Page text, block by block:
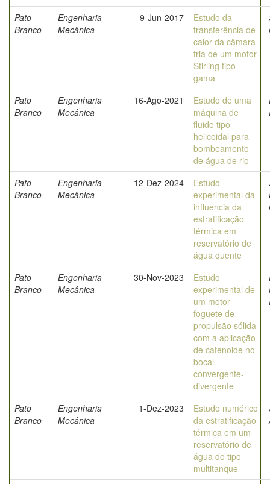
Pato
Branco
Engenharia
Mecânica
9-Jun-2017
Estudo da
transferência de
calor da câmara
fria de um motor
Stirling tipo
gama
Pato
Branco
Engenharia
Mecânica
16-Ago-2021
Estudo de uma
máquina de
fluido tipo
helicoidal para
bombeamento
de água de rio
Pato
Branco
Engenharia
Mecânica
12-Dez-2024
Estudo
experimental da
influencia da
estratificação
térmica em
reservatório de
água quente
Pato
Branco
Engenharia
Mecânica
30-Nov-2023
Estudo
experimental de
um motor-
foguete de
propulsão sólida
com a aplicação
de catenoide no
bocal
convergente-
divergente
Pato
Branco
Engenharia
Mecânica
1-Dez-2023
Estudo numérico
da estratificação
térmica em um
reservatório de
água do tipo
multitanque